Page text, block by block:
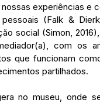
experiências e
(Falk &
social (Simon,
com os
que funcionam
partilhados.
no museu, onde